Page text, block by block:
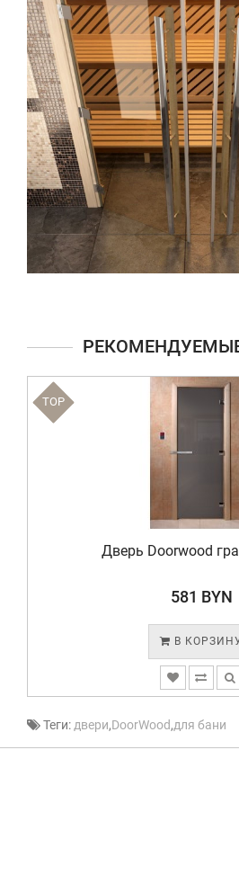
TOP
Дверь Doorwood
581 BYN
В
Теги: двери,DoorWood,для бани